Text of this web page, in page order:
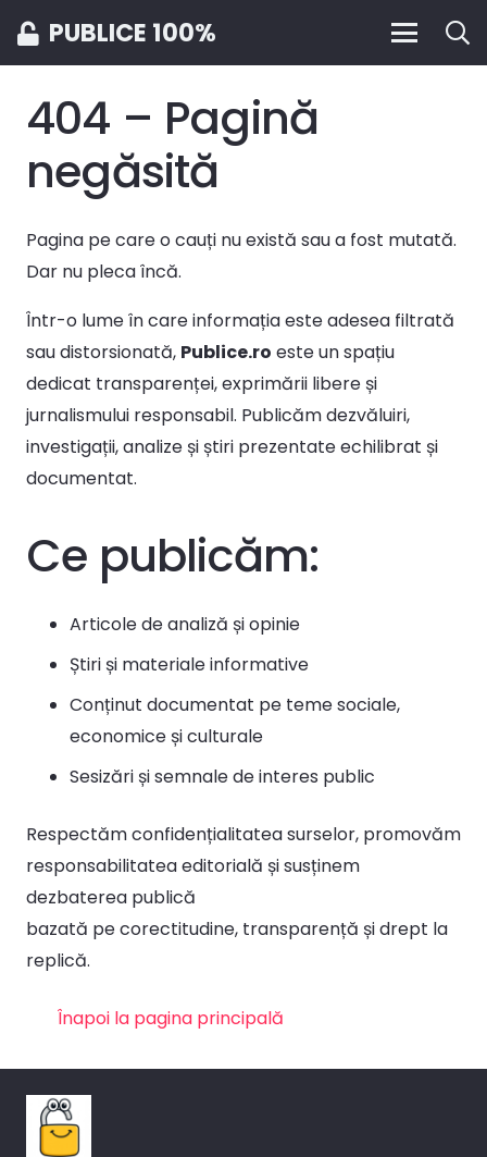
PUBLICE 100%
404 – Pagină
negăsită
Pagina pe care o cauți nu există sau a fost mutată.
Dar nu pleca încă.
Într-o lume în care informația este adesea filtrată
sau distorsionată, Publice.ro este un spațiu
dedicat transparenței, exprimării libere și
jurnalismului responsabil. Publicăm dezvăluiri,
investigații, analize și știri prezentate echilibrat și
documentat.
Ce publicăm:
Articole de analiză și opinie
Știri și materiale informative
Conținut documentat pe teme sociale,
economice și culturale
Sesizări și semnale de interes public
Respectăm confidențialitatea surselor, promovăm
responsabilitatea editorială și susținem
dezbaterea publică
bazată pe corectitudine, transparență și drept la
replică.
Înapoi la pagina principală